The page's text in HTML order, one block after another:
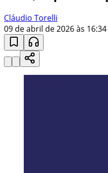
Cláudio Torelli
09 de abril de 2026 às 16:34